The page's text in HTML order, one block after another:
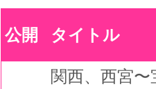
公開 タイトル
関西、西宮